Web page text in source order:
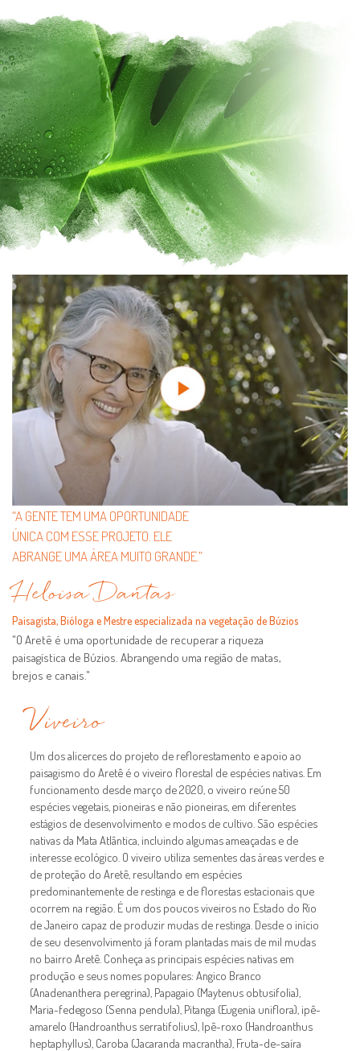
“A GENTE TEM UMA OPORTUNIDADE
ÚNICA COM ESSE PROJETO. ELE
ABRANGE UMA ÁREA MUITO GRANDE.”
Heloisa Dantas
Paisagista, Bióloga e Mestre especializada na vegetação de Búzios
"O Aretê é uma oportunidade de recuperar a riqueza
paisagística de Búzios. Abrangendo uma região de matas,
brejos e canais."
Viveiro
Um dos alicerces do projeto de reflorestamento e apoio ao
paisagismo do Aretê é o viveiro florestal de espécies nativas. Em
funcionamento desde março de 2020, o viveiro reúne 50
espécies vegetais, pioneiras e não pioneiras, em diferentes
estágios de desenvolvimento e modos de cultivo. São espécies
nativas da Mata Atlântica, incluindo algumas ameaçadas e de
interesse ecológico. O viveiro utiliza sementes das áreas verdes e
de proteção do Aretê, resultando em espécies
predominantemente de restinga e de florestas estacionais que
ocorrem na região. É um dos poucos viveiros no Estado do Rio
de Janeiro capaz de produzir mudas de restinga. Desde o início
de seu desenvolvimento já foram plantadas mais de mil mudas
no bairro Aretê. Conheça as principais espécies nativas em
produção e seus nomes populares: Angico Branco
(Anadenanthera peregrina), Papagaio (Maytenus obtusifolia),
Maria-fedegoso (Senna pendula), Pitanga (Eugenia uniflora), ipê-
amarelo (Handroanthus serratifolius), Ipê-roxo (Handroanthus
heptaphyllus), Caroba (Jacaranda macrantha), Fruta-de-saíra